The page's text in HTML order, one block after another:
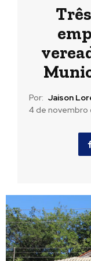
Por: Jaison
4 de novembro